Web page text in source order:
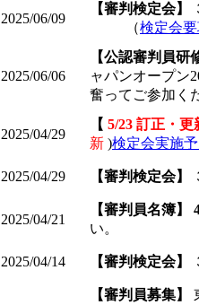
2025/06/09
【審判検定会】
（検定会
2025/06/06
【公認審判員研
ャパンオープン
奮ってご参加く
2025/04/29
【 5/23 訂正・更
新 )検定会実施
2025/04/29 【審判検定会】
2025/04/21
【審判員名簿】
い。
2025/04/14 【審判検定会】
【審判員募集】